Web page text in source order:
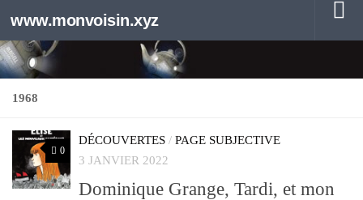
Au dessous du contenu
www.monvoisin.xyz
1968
0
DÉCOUVERTES / PAGE SUBJECTIVE
3 JANVIER 2022
Dominique Grange, Tardi, et mon